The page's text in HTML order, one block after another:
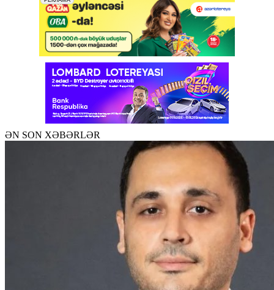
ƏN SON XƏBƏRLƏR